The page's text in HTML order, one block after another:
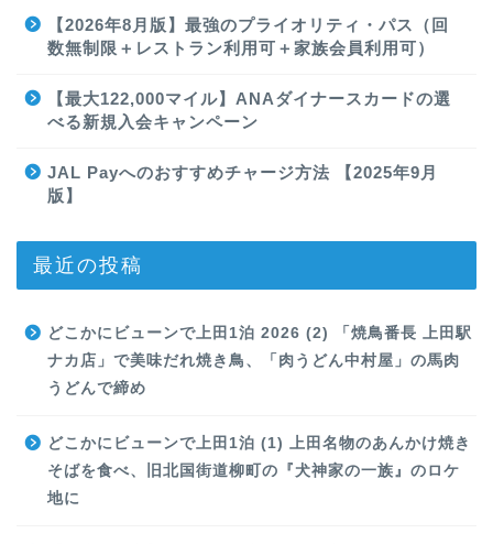
【2026年8月版】最強のプライオリティ・パス（回
数無制限＋レストラン利用可＋家族会員利用可）
【最大122,000マイル】ANAダイナースカードの選
べる新規入会キャンペーン
JAL Payへのおすすめチャージ方法 【2025年9月
版】
最近の投稿
どこかにビューンで上田1泊 2026 (2) 「焼鳥番長 上田駅
ナカ店」で美味だれ焼き鳥、「肉うどん中村屋」の馬肉
うどんで締め
どこかにビューンで上田1泊 (1) 上田名物のあんかけ焼き
そばを食べ、旧北国街道柳町の『犬神家の一族』のロケ
地に